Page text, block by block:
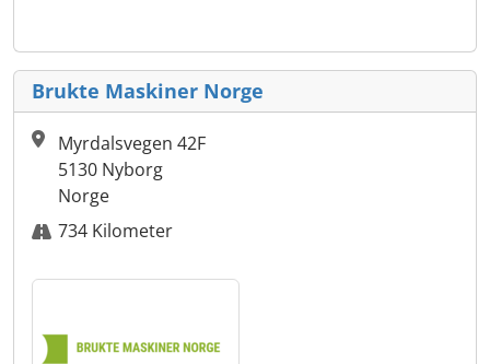
Brukte Maskiner Norge
Myrdalsvegen 42F
5130 Nyborg
Norge
734 Kilometer